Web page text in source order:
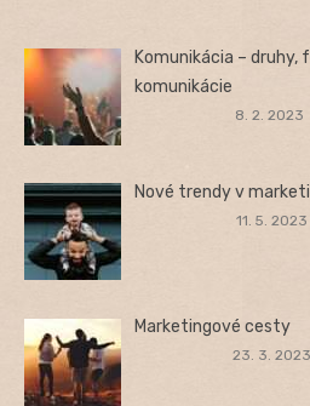
Komunikácia – druhy,
komunikácie
8. 2. 2023
Nové trendy v
11. 5. 2023
Marketingové cesty
23. 3. 2023